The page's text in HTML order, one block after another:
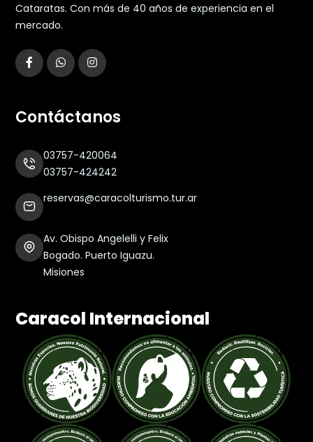
Cataratas. Con más de 40 años de experiencia en el
mercado.
Contáctanos
03757-420064
03757-424242
reservas@caracolturismo.tur.ar
Av. Obispo Angelelli y Felix
Bogado. Puerto Iguazu.
Misiones
Caracol Internacional